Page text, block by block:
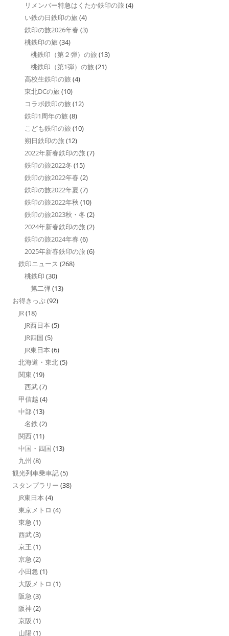
リメンバー特急はくたか鉄印の旅 (4)
い鉄の日鉄印の旅 (4)
鉄印の旅2026年春 (3)
桃鉄印の旅 (34)
桃鉄印（第２弾）の旅 (13)
桃鉄印（第1弾）の旅 (21)
高校生鉄印の旅 (4)
東北DCの旅 (10)
コラボ鉄印の旅 (12)
鉄印1周年の旅 (8)
こども鉄印の旅 (10)
朔日鉄印の旅 (12)
2022年新春鉄印の旅 (7)
鉄印の旅2022冬 (15)
鉄印の旅2022年春 (2)
鉄印の旅2022年夏 (7)
鉄印の旅2022年秋 (10)
鉄印の旅2023秋・冬 (2)
2024年新春鉄印の旅 (2)
鉄印の旅2024年春 (6)
2025年新春鉄印の旅 (6)
鉄印ニュース (268)
桃鉄印 (30)
第二弾(13)
お得きっぷ(92)
JR(18)
JR西日本 (5)
JR四国 (5)
JR東日本 (6)
北海道・東北(5)
関東 (19)
西武(7)
甲信越 (4)
中部 (13)
名鉄 (2)
関西(11)
中国・四国 (13)
九州 (8)
観光列車乗車記(5)
スタンプラリー (38)
JR東日本 (4)
東京メトロ (4)
東急 (1)
西武(3)
京王 (1)
京急 (2)
小田急 (1)
大阪メトロ (1)
阪急 (3)
阪神 (2)
京阪 (1)
山陽 (1)